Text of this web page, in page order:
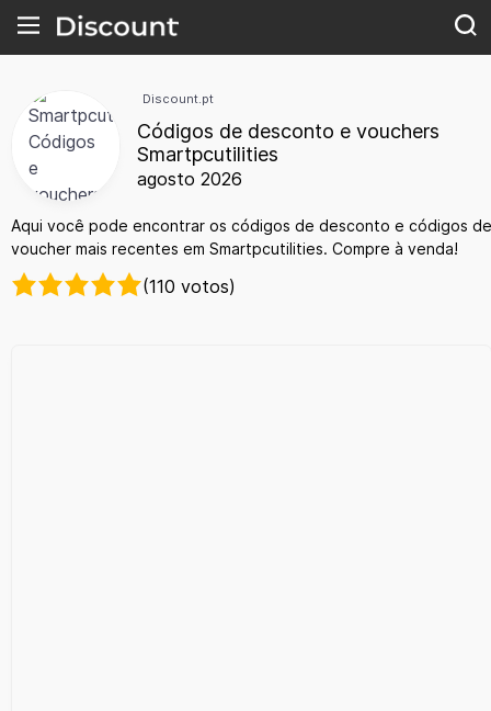
Discount.pt
Códigos de desconto e vouchers
Smartpcutilities
agosto 2026
Aqui você pode encontrar os códigos de desconto e códigos de
voucher mais recentes em Smartpcutilities. Compre à venda!
(110 votos)